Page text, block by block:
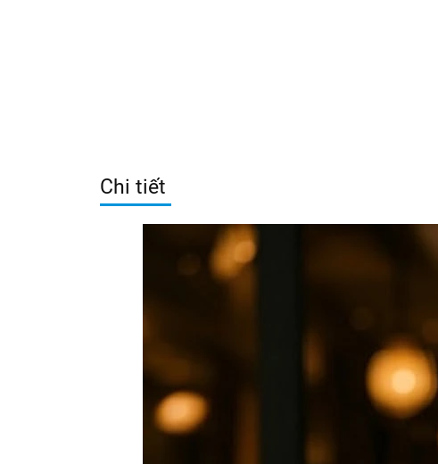
Chi tiết